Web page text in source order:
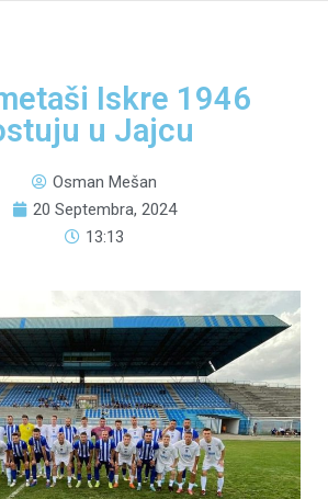
Iskre 1946
u Jajcu
Osman Mešan
20 Septembra, 2024
13:13